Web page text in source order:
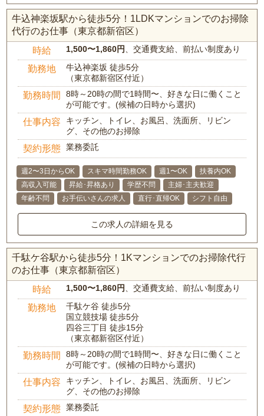
牛込神楽坂駅から徒歩5分！1LDKマンションでのお掃除
代行のお仕事（東京都新宿区）
時給 1,500〜1,860円 、交通費支給、前払い制度あり
勤務地
牛込神楽坂 徒歩5分
（東京都新宿区付近）
勤務時間
8時～20時の間で1時間〜、好きな日に働くこと
が可能です。(候補の日時から選択)
仕事内容
キッチン、トイレ、お風呂、洗面所、リビン
グ、その他のお掃除
契約形態 業務委託
週2〜3日からOK スキマ時間勤務OK 週1〜OK
扶養内OK
高収入可能
昇給･昇格あり 学歴不問
主婦･主夫歓迎
年齢不問
お手伝いさんの求人 直行･直帰OK シフト自由
この求人の詳細を見る
千駄ケ谷駅から徒歩5分！1Kマンションでのお掃除代行
のお仕事（東京都新宿区）
時給 1,500〜1,860円 、交通費支給、前払い制度あり
勤務地
千駄ケ谷 徒歩5分
国立競技場 徒歩5分
四谷三丁目 徒歩15分
（東京都新宿区付近）
勤務時間
8時～20時の間で1時間〜、好きな日に働くこと
が可能です。(候補の日時から選択)
仕事内容
キッチン、トイレ、お風呂、洗面所、リビン
グ、その他のお掃除
契約形態 業務委託